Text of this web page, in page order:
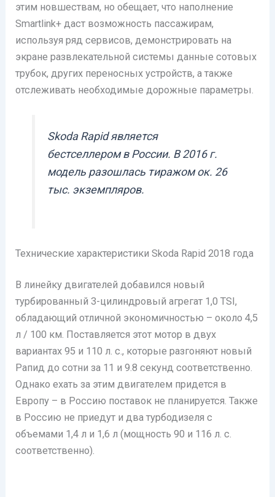
этим новшествам, но обещает, что наполнение
Smartlink+ даст возможность пассажирам,
используя ряд сервисов, демонстрировать на
экране развлекательной системы данные сотовых
трубок, других переносных устройств, а также
отслеживать необходимые дорожные параметры.
Skoda Rapid является
бестселлером в России. В 2016 г.
модель разошлась тиражом ок. 26
тыс. экземпляров.
Технические характеристики Skoda Rapid 2018 года
В линейку двигателей добавился новый
турбированный 3-цилиндровый агрегат 1,0 TSI,
обладающий отличной экономичностью – около 4,5
л / 100 км. Поставляется этот мотор в двух
вариантах 95 и 110 л. с., которые разгоняют новый
Рапид до сотни за 11 и 9.8 секунд соответственно.
Однако ехать за этим двигателем придется в
Европу – в Россию поставок не планируется. Также
в Россию не приедут и два турбодизеля с
объемами 1,4 л и 1,6 л (мощность 90 и 116 л. с.
соответственно).